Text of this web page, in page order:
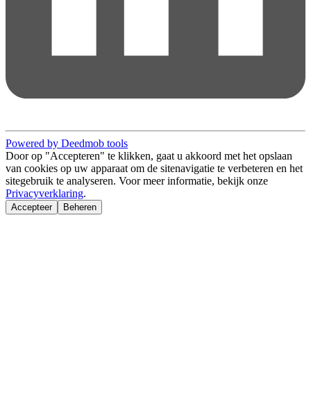
Powered by Deedmob tools
Door op "Accepteren" te klikken, gaat u akkoord met het opslaan
van cookies op uw apparaat om de sitenavigatie te verbeteren en het
sitegebruik te analyseren. Voor meer informatie, bekijk onze
Privacyverklaring.
Accepteer Beheren